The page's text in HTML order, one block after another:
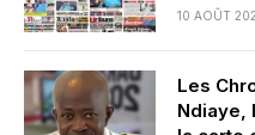
10 AOÛT
Les
Ndiaye,